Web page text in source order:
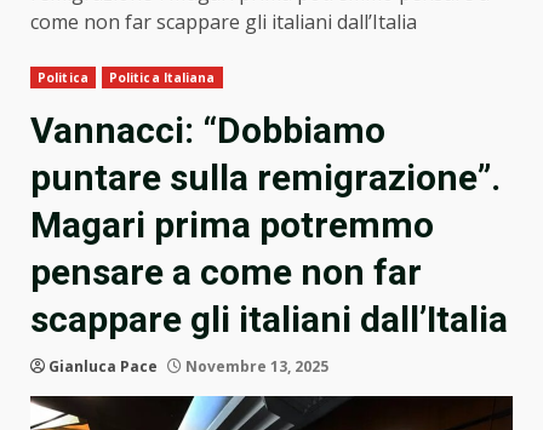
come non far scappare gli italiani dall’Italia
Politica Politica Italiana
Vannacci: “Dobbiamo
puntare sulla remigrazione”.
Magari prima potremmo
pensare a come non far
scappare gli italiani dall’Italia
Gianluca Pace Novembre 13, 2025